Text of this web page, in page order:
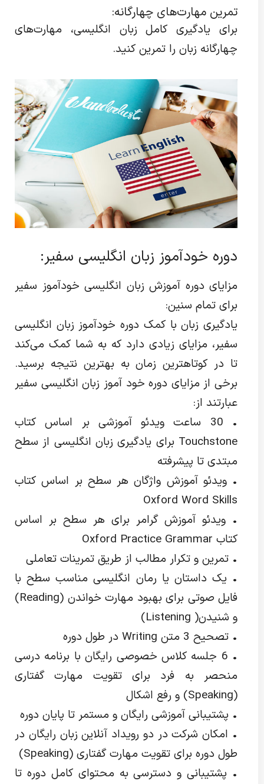
تمرین مهارت‌های چهارگانه:
برای یادگیری کامل زبان انگلیسی، مهارت‌های
چهارگانه زبان را تمرین کنید.
دوره خودآموز زبان انگلیسی سفیر:
مزایای دوره آموزش زبان انگلیسی خودآموز سفیر
برای تمام سنین:
یادگیری زبان با کمک دوره خودآموز زبان انگلیسی
سفیر، مزایای زیادی دارد که به شما کمک می‌کند
تا در کوتاهترین زمان به بهترین نتیجه برسید.
برخی از مزایای دوره خود آموز زبان انگلیسی سفیر
عبارتند از:
• 30 ساعت ویدئو آموزشی بر اساس کتاب
Touchstone برای یادگیری زبان انگلیسی از سطح
مبتدی تا پیشرفته
• ویدئو آموزش واژگان هر سطح بر اساس کتاب
Oxford Word Skills
• ویدئو آموزش گرامر برای هر سطح بر اساس
کتاب Oxford Practice Grammar
• تمرین و تکرار مطالب از طریق تمرینات تعاملی
• یک داستان یا رمان انگلیسی مناسب سطح با
فایل صوتی برای بهبود مهارت خواندن (Reading)
و شنیدن( Listening)
• تصحیح 3 متن Writing در طول دوره
• 6 جلسه کلاس خصوصی رایگان با برنامه درسی
منحصر به فرد برای تقویت مهارت گفتاری
• پشتیبانی آموزشی رایگان و مستمر تا پایان دوره
• امکان شرکت در دو رویداد آنلاین زبان رایگان در
طول دوره برای تقویت مهارت گفتاری (Speaking)
• پشتیبانی و دسترسی به محتوای کامل دوره تا